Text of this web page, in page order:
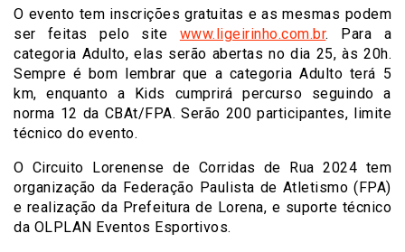
O evento tem inscrições gratuitas e as mesmas podem
ser feitas pelo site www.ligeirinho.com.br. Para a
categoria Adulto, elas serão abertas no dia 25, às 20h.
Sempre é bom lembrar que a categoria Adulto terá 5
km, enquanto a Kids cumprirá percurso seguindo a
norma 12 da CBAt/FPA. Serão 200 participantes, limite
técnico do evento.
O Circuito Lorenense de Corridas de Rua 2024 tem
organização da Federação Paulista de Atletismo (FPA)
e realização da Prefeitura de Lorena, e suporte técnico
da OLPLAN Eventos Esportivos.